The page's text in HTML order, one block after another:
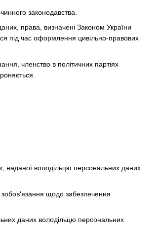
законодавства.
права, визначені Законом України
під час оформлення цивільно-правових
членство в політичних партіях
наданої володільцю персональних даних
зобов'язання щодо забезпечення
даних володільцю персональних